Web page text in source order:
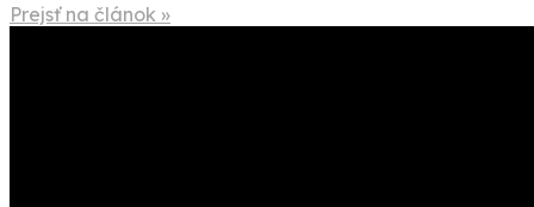
Prejsť na článok »